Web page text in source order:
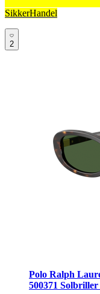
SikkerHandel
2
Polo Ralph
500371